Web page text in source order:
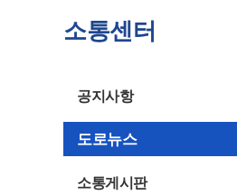
소통센터
공지사항
도로뉴스
소통게시판